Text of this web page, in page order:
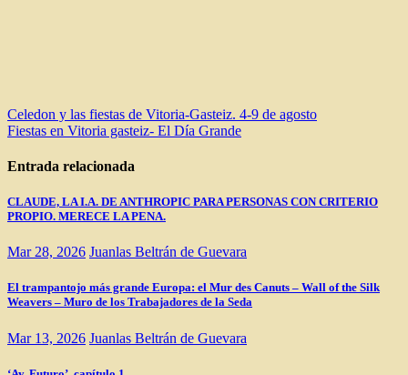
Navegación
de
entradas
Celedon y las fiestas de Vitoria-Gasteiz. 4-9 de agosto
Fiestas en Vitoria gasteiz- El Día Grande
Entrada relacionada
CLAUDE, LA I.A. DE ANTHROPIC PARA PERSONAS CON CRITERIO
PROPIO. MERECE LA PENA.
Mar 28, 2026 Juanlas Beltrán de Guevara
El trampantojo más grande Europa: el Mur des Canuts – Wall of the Silk
Weavers – Muro de los Trabajadores de la Seda
Mar 13, 2026 Juanlas Beltrán de Guevara